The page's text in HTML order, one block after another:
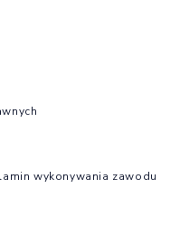
wykonywania zawodu